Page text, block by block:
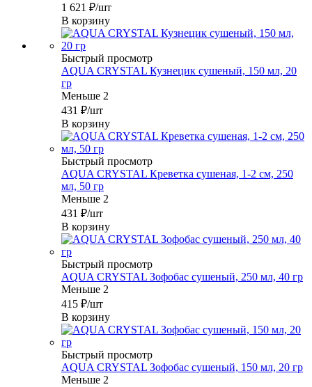
1 621 ₽/шт
В корзину
Быстрый просмотр
AQUA CRYSTAL Кузнецик сушеный, 150 мл, 20
гр
Меньше 2
431 ₽/шт
В корзину
Быстрый просмотр
AQUA CRYSTAL Креветка сушеная, 1-2 см, 250
мл, 50 гр
Меньше 2
431 ₽/шт
В корзину
Быстрый просмотр
AQUA CRYSTAL Зофобас сушеный, 250 мл, 40 гр
Меньше 2
415 ₽/шт
В корзину
Быстрый просмотр
AQUA CRYSTAL Зофобас сушеный, 150 мл, 20 гр
Меньше 2